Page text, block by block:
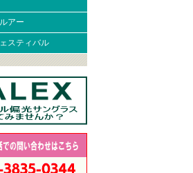
アー
スティバル